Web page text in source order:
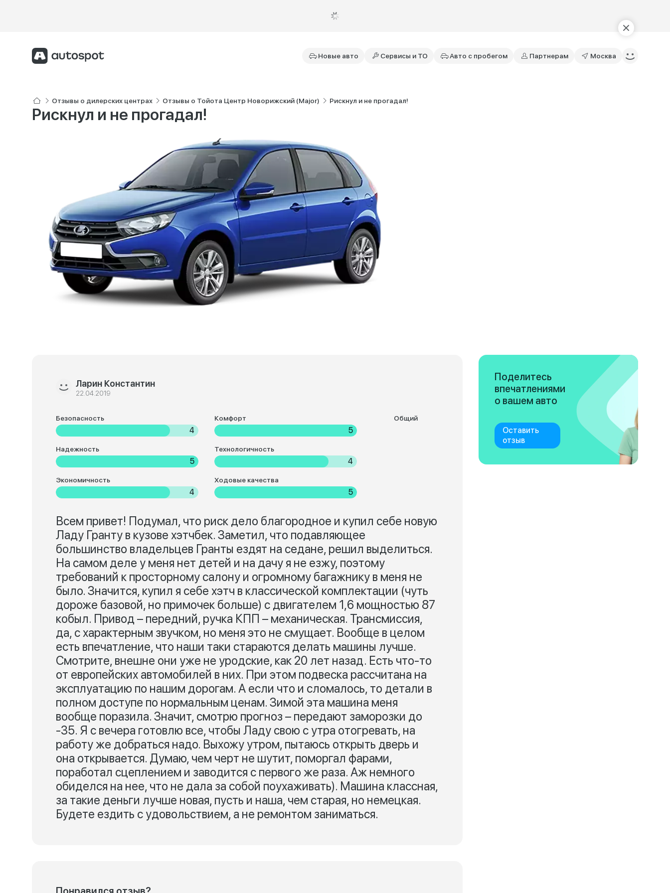
Новые авто Сервисы и ТО Авто с пробегом Партнерам Москва
Отзывы о дилерских центрах Отзывы о Тойота Центр Новорижский (Major) Рискнул и не прогадал!
Рискнул и не прогадал!
Ларин Константин
22.04.2019
Безопасность
4
Комфорт
5
Надежность
5
Технологичность
4
Экономичность
4
Ходовые качества
5
Общий
Всем привет! Подумал, что риск дело благородное и купил себе новую
Ладу Гранту в кузове хэтчбек. Заметил, что подавляющее
большинство владельцев Гранты ездят на седане, решил выделиться.
На самом деле у меня нет детей и на дачу я не езжу, поэтому
требований к просторному салону и огромному багажнику в меня не
было. Значится, купил я себе хэтч в классической комплектации (чуть
дороже базовой, но примочек больше) с двигателем 1,6 мощностью 87
кобыл. Привод – передний, ручка КПП – механическая. Трансмиссия,
да, с характерным звучком, но меня это не смущает. Вообще в целом
есть впечатление, что наши таки стараются делать машины лучше.
Смотрите, внешне они уже не уродские, как 20 лет назад. Есть что-то
от европейских автомобилей в них. При этом подвеска рассчитана на
эксплуатацию по нашим дорогам. А если что и сломалось, то детали в
полном доступе по нормальным ценам. Зимой эта машина меня
вообще поразила. Значит, смотрю прогноз – передают заморозки до
-35. Я с вечера готовлю все, чтобы Ладу свою с утра отогревать, на
работу же добраться надо. Выхожу утром, пытаюсь открыть дверь и
она открывается. Думаю, чем черт не шутит, поморгал фарами,
поработал сцеплением и заводится с первого же раза. Аж немного
обиделся на нее, что не дала за собой поухаживать). Машина классная,
за такие деньги лучше новая, пусть и наша, чем старая, но немецкая.
Будете ездить с удовольствием, а не ремонтом заниматься.
Поделитесь
впечатлениями
о вашем авто
Оставить
отзыв